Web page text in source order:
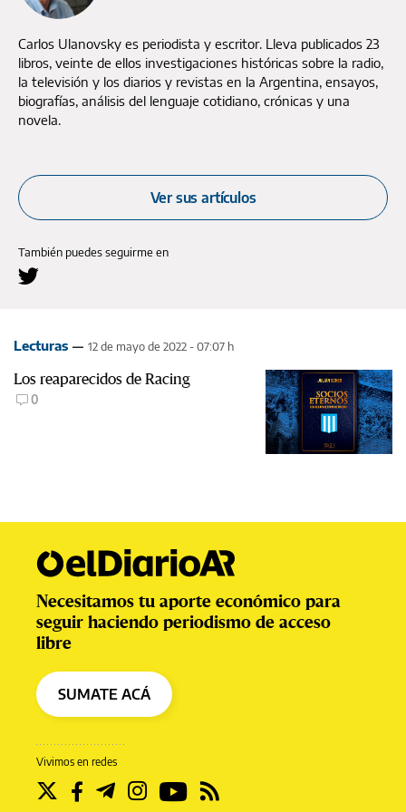
Carlos Ulanovsky es periodista y escritor. Lleva publicados 23
libros, veinte de ellos investigaciones históricas sobre la radio,
la televisión y los diarios y revistas en la Argentina, ensayos,
biografías, análisis del lenguaje cotidiano, crónicas y una
novela.
Ver sus artículos
También puedes seguirme en
Lecturas 12 de mayo de 2022 - 07:07 h
Los reaparecidos de Racing
0
Vivimos en redes
Necesitamos tu aporte económico para
seguir haciendo periodismo de acceso
libre
SUMATE ACÁ